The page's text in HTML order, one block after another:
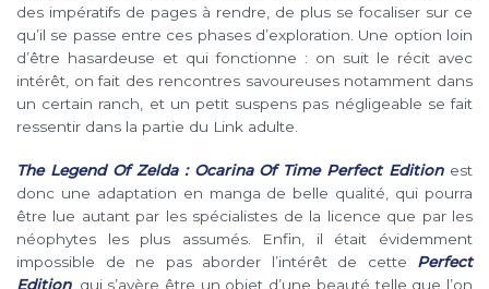
des impératifs de pages à rendre, de plus se focaliser sur ce
qu’il se passe entre ces phases d’exploration. Une option loin
d’être hasardeuse et qui fonctionne : on suit le récit avec
intérêt, on fait des rencontres savoureuses notamment dans
un certain ranch, et un petit suspens pas négligeable se fait
ressentir dans la partie du Link adulte.
The Legend Of Zelda : Ocarina Of Time Perfect Editionest
donc une adaptation en manga de belle qualité, qui pourra
être lue autant par les spécialistes de la licence que par les
néophytes les plus assumés. Enfin, il était évidemment
impossible de ne pas aborder l’intérêt de cette Perfect
Edition, qui s’avère être un objet d’une beauté telle que l’on